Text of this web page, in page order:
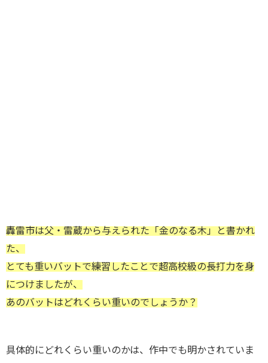
轟雷市は父・雷蔵から与えられた「金のなる木」と書かれ
た、
とても重いバットで練習したことで超高校級の長打力を身
につけましたが、
あのバットはどれくらい重いのでしょうか？
具体的にどれくらい重いのかは、作中でも明かされていま